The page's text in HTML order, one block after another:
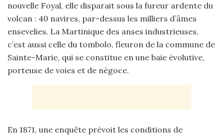
nouvelle Foyal, elle disparait sous la fureur ardente du
volcan : 40 navires, par-dessus les milliers d’âmes
ensevelies. La Martinique des anses industrieuses,
c’est aussi celle du tombolo, fleuron de la commune de
Sainte-Marie, qui se constitue en une baie évolutive,
porteuse de voies et de négoce.
En 1871, une enquête prévoit les conditions de